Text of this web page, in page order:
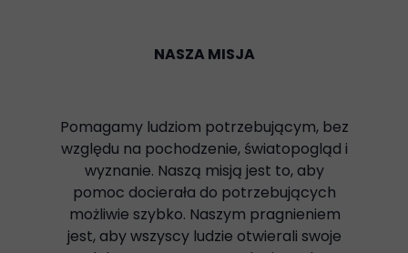
NASZA MISJA
Pomagamy ludziom potrzebującym, bez
względu na pochodzenie, światopogląd i
wyznanie. Naszą misją jest to, aby
pomoc docierała do potrzebujących
możliwie szybko. Naszym pragnieniem
jest, aby wszyscy ludzie otwierali swoje